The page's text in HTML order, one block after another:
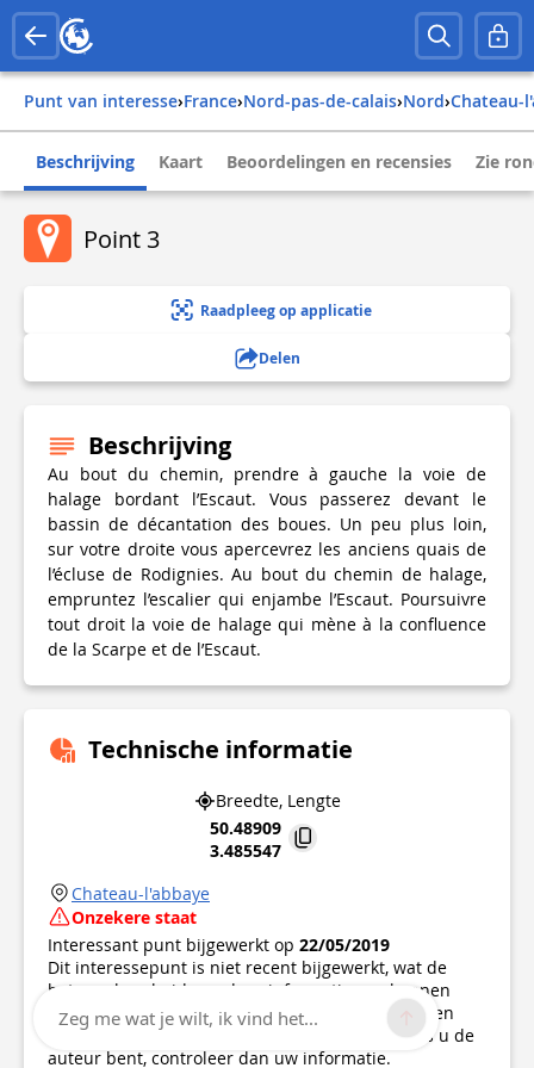
Punt van interesse› france› nord-pas-de-calais› nord› chateau-
Beschrijving Kaart Beoordelingen en recensies Zie
Point 3
Raadpleeg op applicatie
Delen
Beschrijving
Au bout du chemin, prendre à gauche la voie de
halage bordant l’Escaut. Vous passerez devant le
bassin de décantation des boues. Un peu plus loin,
sur votre droite vous apercevrez les anciens quais de
l’écluse de Rodignies. Au bout du chemin de halage,
empruntez l’escalier qui enjambe l’Escaut. Poursuivre
tout droit la voie de halage qui mène à la confluence
de la Scarpe et de l’Escaut.
Technische informatie
Breedte, Lengte
50.48909
3.485547
Chateau-l'abbaye
Onzekere staat
Interessant punt bijgewerkt op 22/05/2019
Dit interessepunt is niet recent bijgewerkt, wat de
betrouwbaarheid van deze informatie zou kunnen
beïnvloeden. We raden u aan om te informeren en
alle nodige voorzorgsmaatregelen te nemen. Als u de
auteur bent, controleer dan uw informatie.
Zeg me wat je wilt, ik vind het...